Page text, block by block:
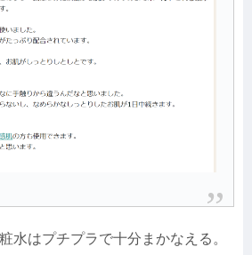
水はプチプラで十分まかなえる。